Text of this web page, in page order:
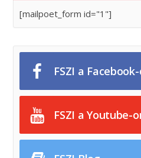
[mailpoet_form id="1"]
FSZI a
FSZI a Youtube-